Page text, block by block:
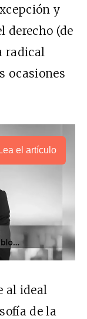
y
derecho (de
radical
ocasiones
Lea el artículo
al ideal
de la